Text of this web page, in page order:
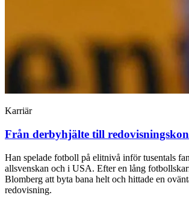
Karriär
Från derbyhjälte till
Han spelade fotboll på elitnivå inför tusentals
allsvenskan och i USA. Efter en lång
Blomberg att byta bana helt och hittade en
redovisning.